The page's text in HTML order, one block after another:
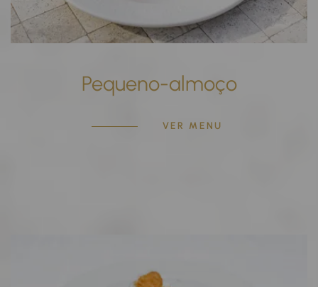
Pequeno-almoço
VER MENU